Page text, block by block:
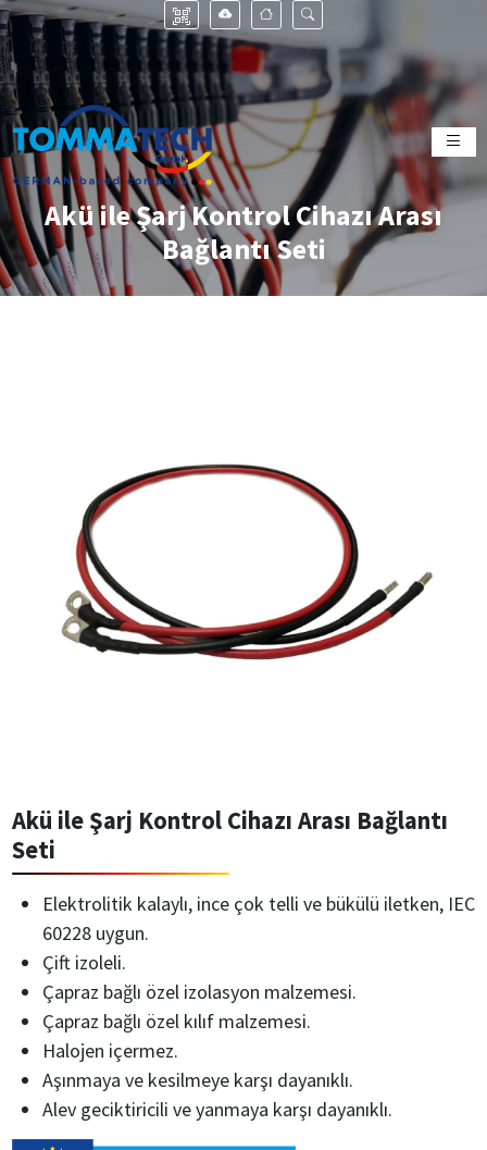
Akü ile Şarj Kontrol Cihazı Arası
Bağlantı Seti
Akü ile Şarj Kontrol Cihazı Arası Bağlantı
Seti
Elektrolitik kalaylı, ince çok telli ve bükülü iletken, IEC
60228 uygun.
Çift izoleli.
Çapraz bağlı özel izolasyon malzemesi.
Çapraz bağlı özel kılıf malzemesi.
Halojen içermez.
Aşınmaya ve kesilmeye karşı dayanıklı.
Alev geciktiricili ve yanmaya karşı dayanıklı.